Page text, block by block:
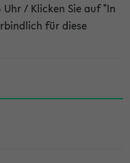
Uhr / Klicken Sie auf "In
für diese